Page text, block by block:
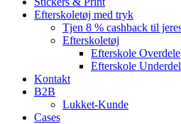
Efterskoletøj med tryk
Tjen 8 % cashback til
Efterskoletøj
Efterskole Overdele
Efterskole
Kontakt
B2B
Lukket-Kunde
Cases